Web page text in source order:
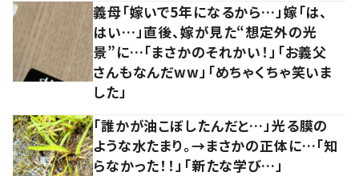
義母「嫁いで5年になるから…」嫁「は、
はい…」直後、嫁が見た“想定外の光
景”に…「まさかのそれかい！」「お義父
さんもなんだww」「めちゃくちゃ笑いま
した」
「誰かが油こぼしたんだと…」光る膜の
ような水たまり。→まさかの正体に…「知
らなかった！！」「新たな学び…」